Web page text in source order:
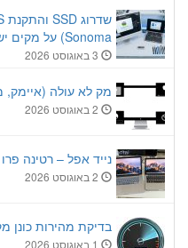
Sonoma) על מקים ישנים OpenCore
מק לא עולה (איימק,
נייד אפל – רטינה פרו
בדיקת מהירות כונן